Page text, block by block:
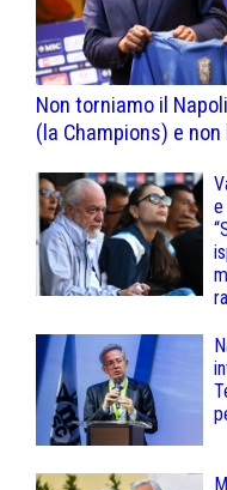
Non torniamo il
(la Champions) e
e